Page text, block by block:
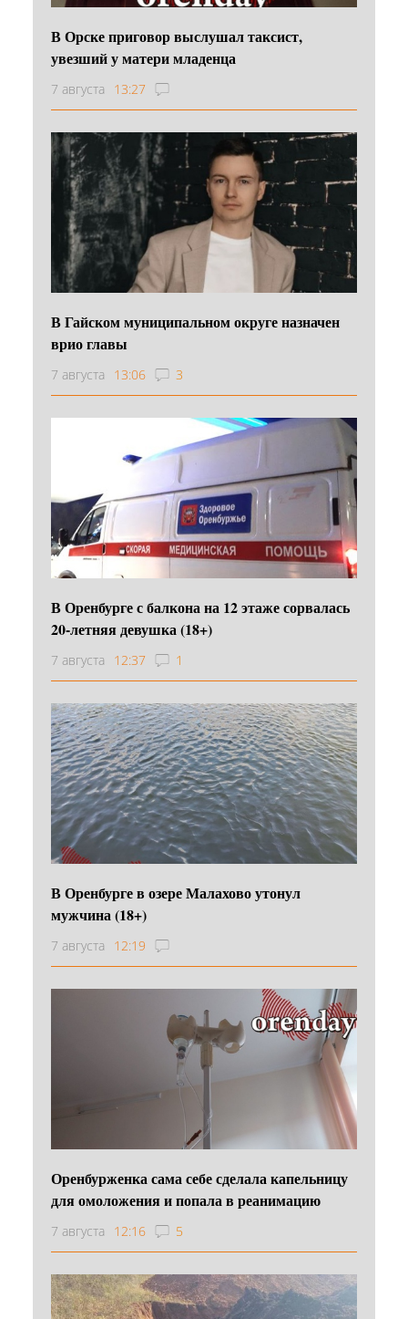
В Орске приговор выслушал таксист,
увезший у матери младенца
7 августа 13:27
В Гайском муниципальном округе назначен
врио главы
7 августа 13:06 3
В Оренбурге с балкона на 12 этаже сорвалась
20-летняя девушка (18+)
7 августа 12:37 1
В Оренбурге в озере Малахово утонул
мужчина (18+)
7 августа 12:19
Оренбурженка сама себе сделала капельницу
для омоложения и попала в реанимацию
7 августа 12:16 5